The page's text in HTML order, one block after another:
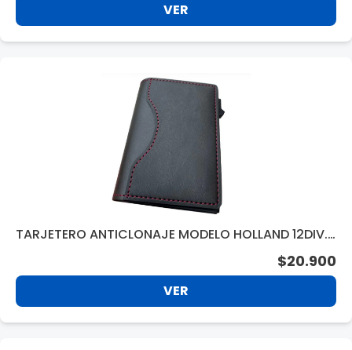
VER
TARJETERO ANTICLONAJE MODELO HOLLAND 12DIV.
$20.900
VER